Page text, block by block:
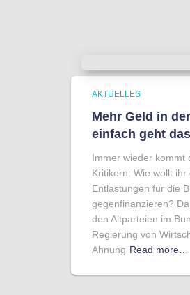
AKTUELLES
Mehr Geld in
einfach geht das
Immer wieder kommt
Kritikern: Wie wollt
Entlastungen für die
gegenfinanzieren?
den Altparteien im
Regierung von
Ahnung Read more…